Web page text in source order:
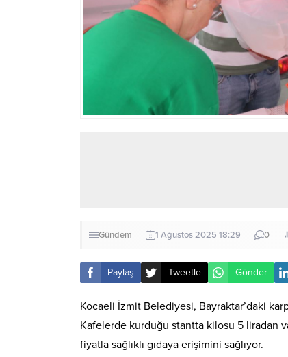
Gündem 1 Ağustos 2025 18:29 0
Paylaş Tweetle Gönder
Kocaeli İzmit Belediyesi, Bayraktar’daki
Kafelerde kurduğu stantta kilosu 5 liradan
fiyatla sağlıklı gıdaya erişimini sağlıyor.